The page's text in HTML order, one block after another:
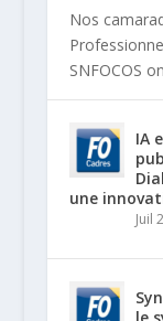
Nos
SNFOCOS
IA
une
Juil